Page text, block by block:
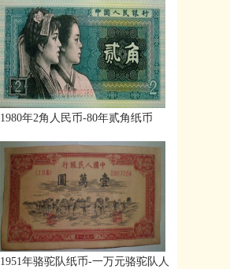
1980年2角人民币-80年贰角纸币
1951年骆驼队纸币-一万元骆驼队人